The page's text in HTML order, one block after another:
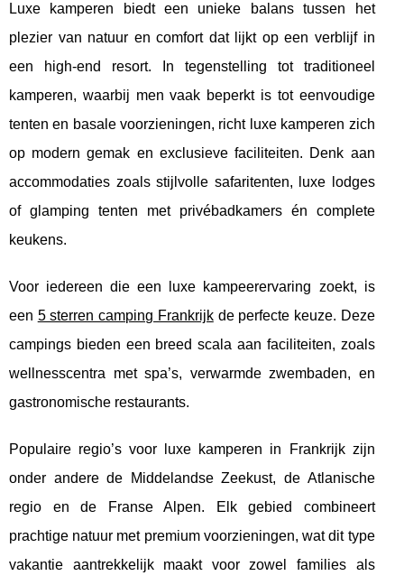
Luxe kamperen biedt een unieke balans tussen het
plezier van natuur en comfort dat lijkt op een verblijf in
een high-end resort. In tegenstelling tot traditioneel
kamperen, waarbij men vaak beperkt is tot eenvoudige
tenten en basale voorzieningen, richt luxe kamperen zich
op modern gemak en exclusieve faciliteiten. Denk aan
accommodaties zoals stijlvolle safaritenten, luxe lodges
of glamping tenten met privébadkamers én complete
keukens.
Voor iedereen die een luxe kampeerervaring zoekt, is
een 5 sterren camping Frankrijkde perfecte keuze. Deze
campings bieden een breed scala aan faciliteiten, zoals
wellnesscentra met spa’s, verwarmde zwembaden, en
gastronomische restaurants.
Populaire regio’s voor luxe kamperen in Frankrijk zijn
onder andere de Middelandse Zeekust, de Atlanische
regio en de Franse Alpen. Elk gebied combineert
prachtige natuur met premium voorzieningen, wat dit type
vakantie aantrekkelijk maakt voor zowel families als